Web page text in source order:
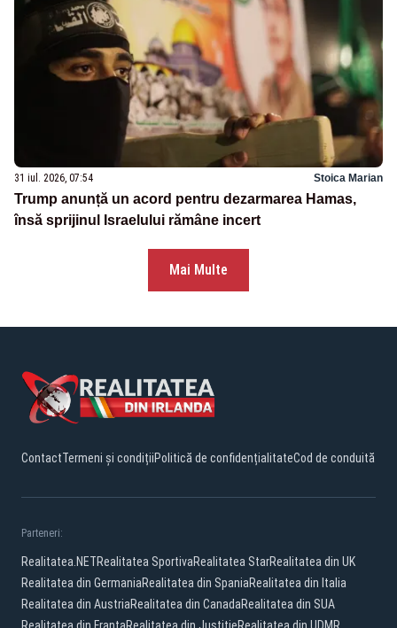
31 iul. 2026, 07:54 Stoica Marian
Trump anunță un acord pentru dezarmarea Hamas,
însă sprijinul Israelului rămâne incert
Mai Multe
ContactTermeni și condițiiPolitică de confidențialitateCod de conduită
Parteneri:
Realitatea.NETRealitatea SportivaRealitatea StarRealitatea din UK
Realitatea din GermaniaRealitatea din SpaniaRealitatea din Italia
Realitatea din AustriaRealitatea din CanadaRealitatea din SUA